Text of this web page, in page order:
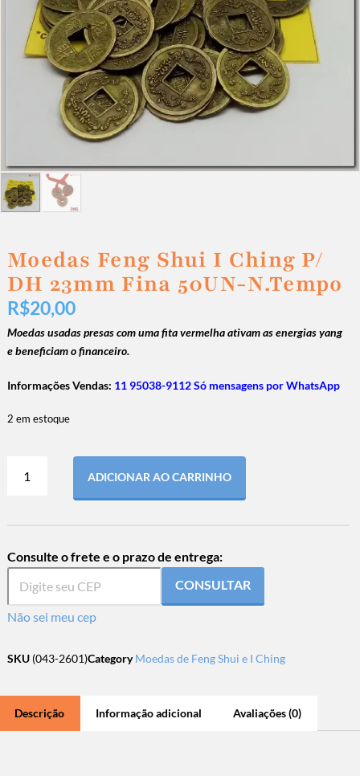
Moedas Feng Shui I Ching P/
DH 23mm Fina 50UN-N.Tempo
R$20,00
Moedas usadas presas com uma fita vermelha ativam as energias yang
e beneficiam o financeiro.
Informações Vendas: 11 95038-9112 Só mensagens por WhatsApp
2 em estoque
ADICIONAR AO CARRINHO
Consulte o frete e o prazo de entrega:
CONSULTAR
Não sei meu cep
SKU (043-2601)Category Moedas de Feng Shui e I Ching
Descrição Informação adicional Avaliações (0)